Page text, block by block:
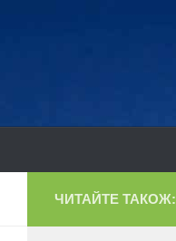
ЧИТАЙТЕ ТАКОЖ: